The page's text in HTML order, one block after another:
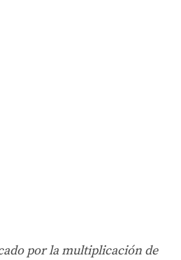
por la multiplicación de